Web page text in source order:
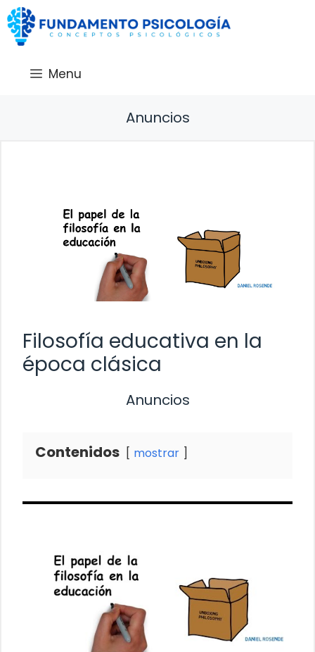
Saltar
al
contenido
Menu
Anuncios
Filosofía educativa en la
época clásica
Anuncios
Contenidos mostrar